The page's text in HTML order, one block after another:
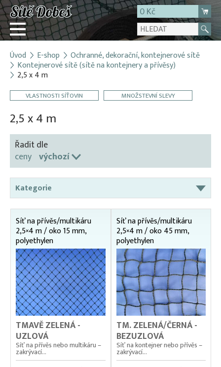
0 Kč
Přihlásit
Registrace
E-shop
O firmě
Kontakt
Úvod E-shop Ochranné, dekorační, kontejnerové sítě
Kontejnerové sítě (sítě na kontejnery a přívěsy)
2,5 x 4 m
VLASTNOSTI SÍŤOVIN MNOŽSTEVNÍ SLEVY
2,5 x 4 m
Řadit dle
ceny výchozí
Kategorie
Dekorační sítě
Kontejnerové sítě (sítě na kontejnery a přívěsy)
1,5 x 2,5 m
2 x 3 m
2,5 x 3,5 m
2,5 x 4 m
3 x 4 m
3 x 5 m
3 x 6 m
3 x 7 m
3,5 x 5 m
Síť na přívěs/multikáru
2,5×4 m / oko 15 mm,
polyethylen
TMAVĚ ZELENÁ -
UZLOVÁ
Síť na přívěs nebo multikáru –
zakrývací...
Síť na přívěs/multikáru
2,5×4 m / oko 45 mm,
polyethylen
TM. ZELENÁ/ČERNÁ -
BEZUZLOVÁ
Síť na kontejner nebo přívěs –
zakrývací...